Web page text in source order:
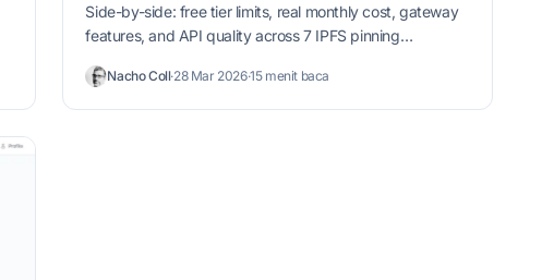
Side-by-side: free tier limits, real monthly cost, gateway
features, and API quality across 7 IPFS pinning
Nacho Coll·28 Mar 2026·15 menit baca